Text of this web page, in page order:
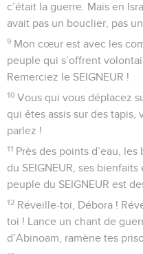
c’était la guerre. Mais en
avait pas un bouclier, pas
9 Mon cœur est avec les
peuple qui s’offrent
Remerciez le SEIGNEUR !
10 Vous qui vous déplacez
qui êtes assis sur des tapis,
parlez !
11 Près des points d’eau,
du SEIGNEUR, ses
peuple du SEIGNEUR est
12 Réveille-toi, Débora !
toi ! Lance un chant de
d’Abinoam, ramène tes